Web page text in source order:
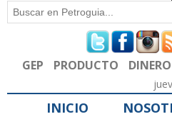
Formulario de
Buscar
GEP PRODUCTO DINERO
INICIO